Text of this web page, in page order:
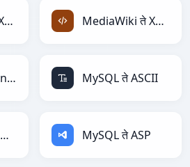
Markdown ते XML MediaWiki ते XML
MySQL ते ActionScript MySQL ते ASCII
MySQL ते AsciiDoc MySQL ते ASP